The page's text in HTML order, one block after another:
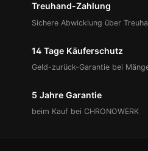
Treuhand-Zahlung
Sichere Abwicklung über
14 Tage Käuferschutz
Geld-zurück-Garantie bei
5 Jahre Garantie
beim Kauf bei CHRONOWERK